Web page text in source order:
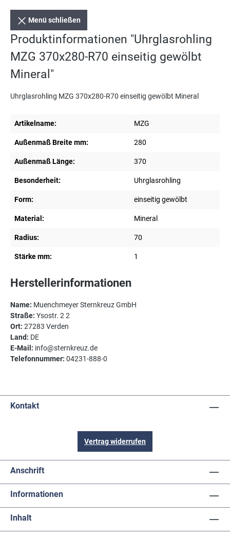
Menü schließen
Produktinformationen "Uhrglasrohling
MZG 370x280-R70 einseitig gewölbt
Mineral"
Uhrglasrohling MZG 370x280-R70 einseitig gewölbt Mineral
Artikelname: MZG
Außenmaß Breite mm: 280
Außenmaß Länge: 370
Besonderheit: Uhrglasrohling
Form: einseitig gewölbt
Material: Mineral
Radius: 70
Stärke mm: 1
Herstellerinformationen
Name: Muenchmeyer Sternkreuz GmbH
Straße: Ysostr. 2 2
Ort: 27283 Verden
Land: DE
E-Mail: info@sternkreuz.de
Telefonnummer: 04231-888-0
Kontakt
Vertrag widerrufen
Anschrift
Informationen
Inhalt